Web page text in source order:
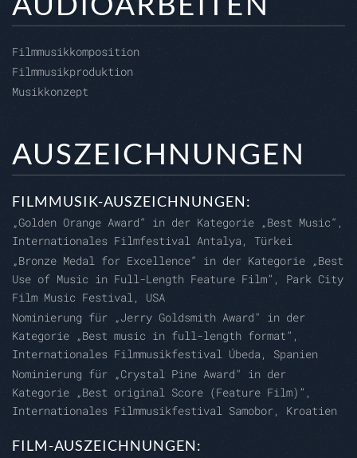
Filmmusikkomposition
Filmmusikproduktion
Musikkonzept
AUSZEICHNUNGEN
FILMMUSIK-AUSZEICHNUNGEN:
„Golden Orange Award“ in der Kategorie „Best Music“,
Internationales Filmfestival Antalya, Türkei
„Bronze Medal for Excellence“ in der Kategorie „Best
Use of Music in Full-Length Feature Film”, Park City
Film Music Festival, USA
Nominierung für „Jerry Goldsmith Award" in der
Kategorie „Best music in full-length format”,
Internationales Filmmusikfestival Úbeda, Spanien
Nominierung für „Crystal Pine Award" in der
Kategorie „Best original Score (Feature Film)”,
Internationales Filmmusikfestival Samobor, Kroatien
FILM-AUSZEICHNUNGEN: